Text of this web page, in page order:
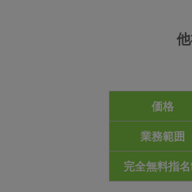
価格
業務範囲
完全無料指